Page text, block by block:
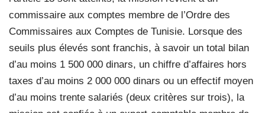
commissaire aux comptes membre de l’Ordre des
Commissaires aux Comptes de Tunisie. Lorsque des
seuils plus élevés sont franchis, à savoir un total bilan
d’au moins 1 500 000 dinars, un chiffre d’affaires hors
taxes d’au moins 2 000 000 dinars ou un effectif moyen
d’au moins trente salariés (deux critères sur trois), la